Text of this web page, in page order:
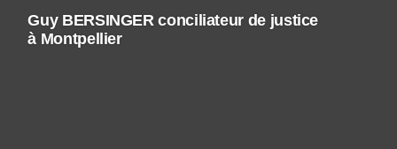
Guy BERSINGER conciliateur de justice
à Montpellier